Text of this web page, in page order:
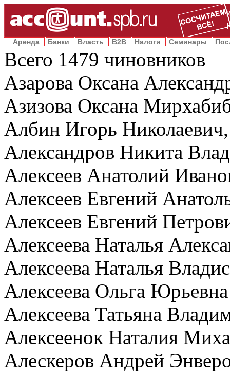
Аренда Банки Власть B2B Налоги Семинары
Всего 1479 чиновников
Азарова Оксана
Азизова Оксана
Албин Игорь
Александров Никита
Алексеев Анатолий
Алексеев Евгений
Алексеев Евгений
Алексеева Наталья
Алексеева Наталья
Алексеева Ольга
Алексеева Татьяна
Алексеенок Наталия
Алескеров Андрей